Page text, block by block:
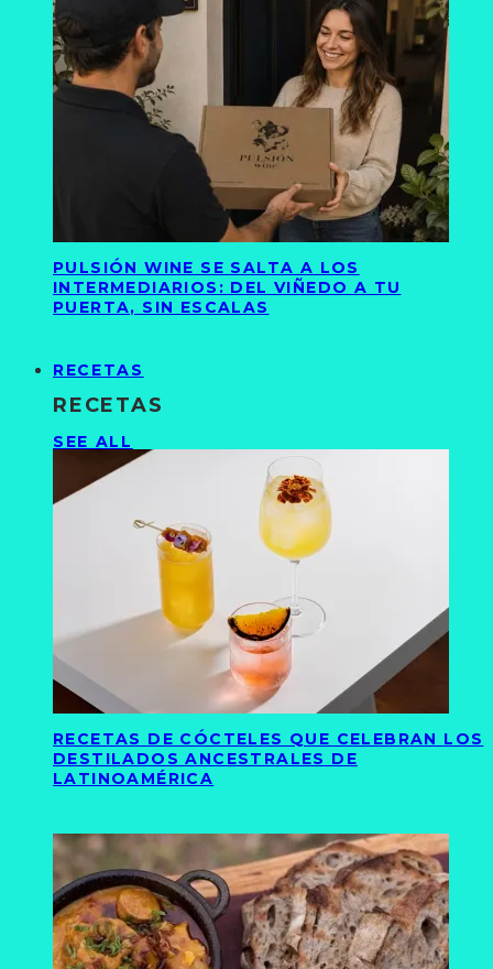
PULSIÓN WINE SE SALTA A LOS
INTERMEDIARIOS: DEL VIÑEDO A TU
PUERTA, SIN ESCALAS
RECETAS
RECETAS
SEE ALL
RECETAS DE CÓCTELES QUE CELEBRAN LOS
DESTILADOS ANCESTRALES DE
LATINOAMÉRICA